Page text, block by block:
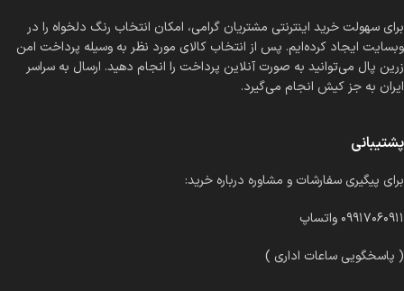
برای سهولت خرید اینترنتی مشتریان گرامی، امکان انتخاب رنگ دلخواه را در
وبسایت ایجاد کرده‌ایم. پس از انتخاب کالای مورد نظر به وسیله پرداخت امن
زرین پال می‌توانید به صورت آنلاین پرداخت را انجام دهید. ارسال به سراسر
ایران به جز کیش انجام می‌گیرد.
پشتیبانی
برای پیگیری سفارشات و مشاوره درباره خرید:
۰۹۹۱۷۰۶۰۹۱۱ واتساپ
( پاسخگویی ساعات اداری )